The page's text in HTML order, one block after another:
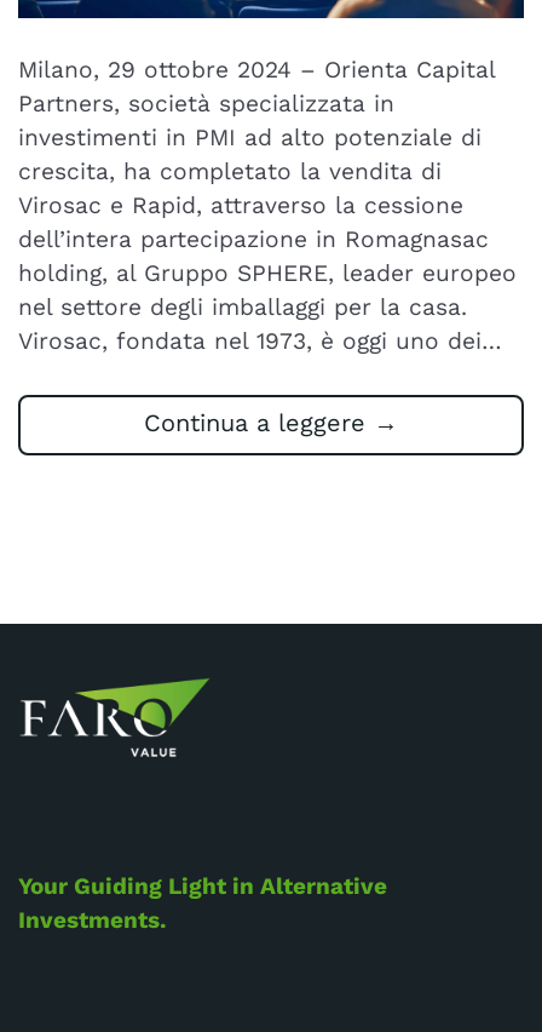
Milano, 29 ottobre 2024 – Orienta Capital
Partners, società specializzata in
investimenti in PMI ad alto potenziale di
crescita, ha completato la vendita di
Virosac e Rapid, attraverso la cessione
dell’intera partecipazione in Romagnasac
holding, al Gruppo SPHERE, leader europeo
nel settore degli imballaggi per la casa.
Virosac, fondata nel 1973, è oggi uno dei…
Continua a leggere →
Your Guiding Light in Alternative
Investments.